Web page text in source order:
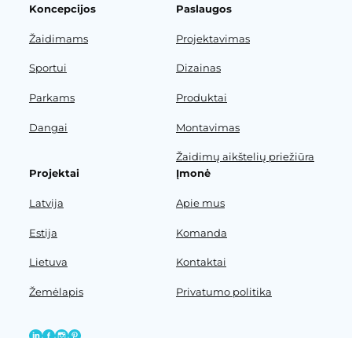
Koncepcijos
Žaidimams
Sportui
Parkams
Dangai
Paslaugos
Projektavimas
Dizainas
Produktai
Montavimas
Žaidimų aikštelių priežiūra
Projektai
Latvija
Estija
Lietuva
Žemėlapis
Įmonė
Apie mus
Komanda
Kontaktai
Privatumo politika